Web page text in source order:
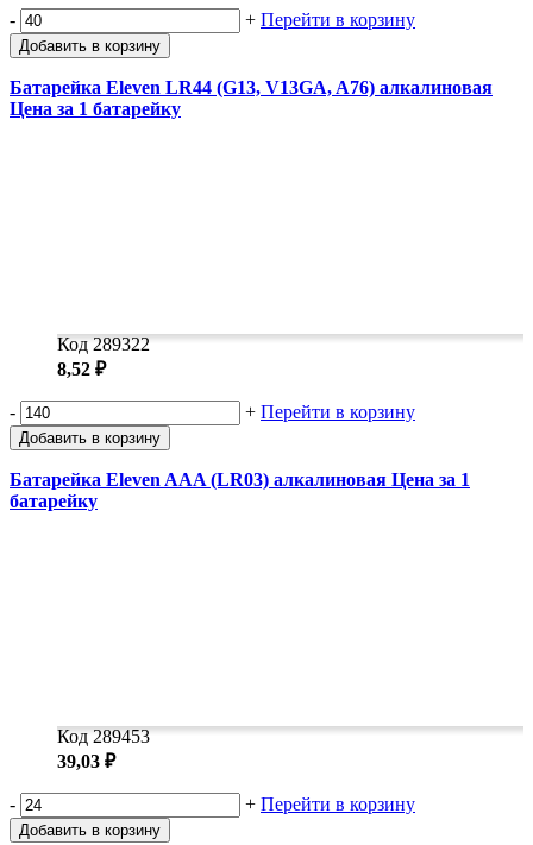
- + Перейти в корзину
Добавить в корзину
Батарейка Eleven LR44 (G13, V13GA, A76) алкалиновая
Цена за 1 батарейку
Код 289322
8,52 ₽
- + Перейти в корзину
Добавить в корзину
Батарейка Eleven AAA (LR03) алкалиновая Цена за 1
батарейку
Код 289453
39,03 ₽
- + Перейти в корзину
Добавить в корзину